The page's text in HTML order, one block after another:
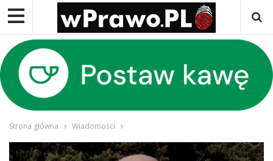
Strona główna Wiadomości